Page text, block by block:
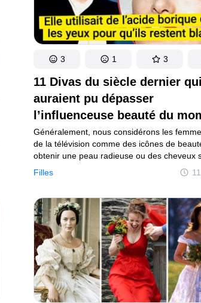
11 Divas du siècle dernier qui
auraient pu dépasser
l’influenceuse beauté du
Filles
Généralement, nous considérons les
de la télévision comme des icônes de
obtenir une peau radieuse ou des cheveux
nous pensons qu’il faut avoir recours à des
traitements coûteux ou utiliser des produits
prouvaient qu’il ne fallait que quelques
homemade pour obtenir une beauté
et naturelle.
3 1 3